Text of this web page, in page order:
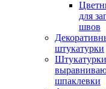
для
швов
штукатурки
Штукатурки
шпаклевки